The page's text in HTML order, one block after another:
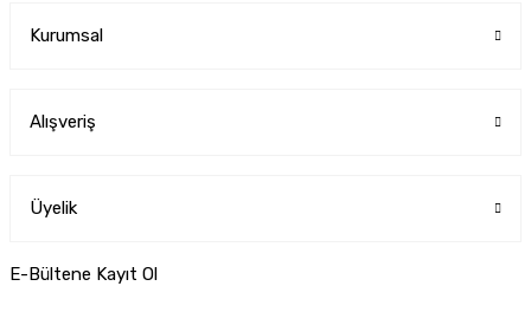
Kurumsal
Alışveriş
Üyelik
E-Bültene Kayıt Ol